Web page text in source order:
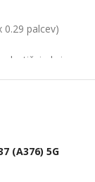
0.29 palcev)
okvir,
(A376) 5G